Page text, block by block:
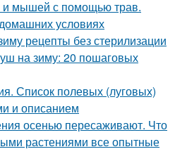
и мышей с помощью трав.
условиях
рецепты без стерилизации
на зиму: 20 пошаговых
Список полевых (луговых)
и описанием
осенью пересаживают. Что
растениями все опытные